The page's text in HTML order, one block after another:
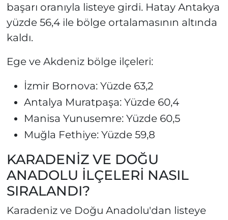
başarı oranıyla listeye girdi. Hatay Antakya
yüzde 56,4 ile bölge ortalamasının altında
kaldı.
Ege ve Akdeniz bölge ilçeleri:
İzmir Bornova: Yüzde 63,2
Antalya Muratpaşa: Yüzde 60,4
Manisa Yunusemre: Yüzde 60,5
Muğla Fethiye: Yüzde 59,8
KARADENİZ VE DOĞU
ANADOLU İLÇELERİ NASIL
SIRALANDI?
Karadeniz ve Doğu Anadolu'dan listeye